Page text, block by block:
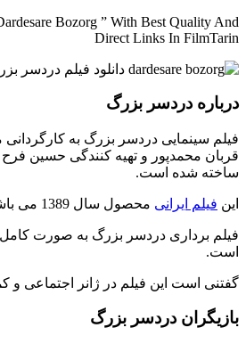
” Dardesare Bozorg ” With Best
Direct Links In
دردسر بزرگ
دردسر بزرگ به کارگردانی مهدی
محمدپور و تهیه کنندگی حسین فرح بخش و
شده است.
ایرانی محصول سال 1389 می باشد.
دردسر بزرگ به صورت کامل در
است این فیلم در ژانر اجتماعی و کمدی
دردسر بزرگ